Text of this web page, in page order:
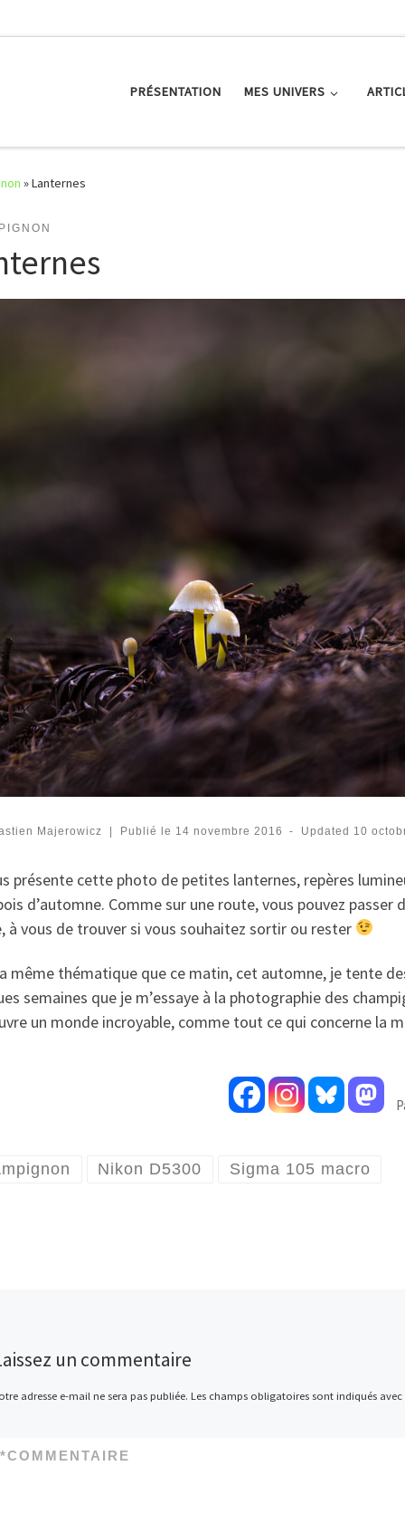
PRÉSENTATION MES UNIVERS
»Lanternes
Majerowicz | Publié le 14 novembre 2016 - Updated 10
présente cette photo de petites lanternes, repères
d’automne. Comme sur une route, vous pouvez passer
à vous de trouver si vous souhaitez sortir ou rester
même thématique que ce matin, cet automne, je tente
semaines que je m’essaye à la photographie des
un monde incroyable, comme tout ce qui concerne la
Nikon D5300 Sigma 105 macro
un commentaire
adresse e-mail ne sera pas publiée. Les champs obligatoires sont indiqués avec
COMMENTAIRE
*